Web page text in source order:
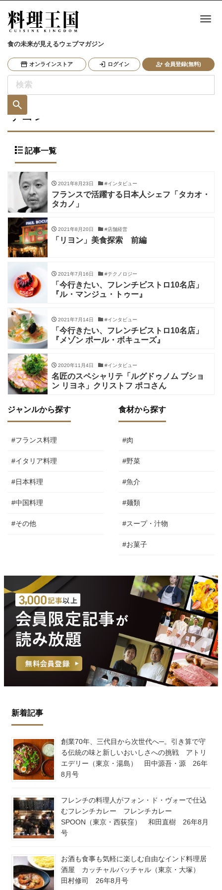
食の未来が見えるウェブマガジン
オンラインストア ログイン 会員登録(無料)
ナ
リヨン
記事一覧
2021年8月23日 #インタビュー
フランスで活躍する日本人シェフ「タカオ・
タカノ」
2021年8月20日 #店舗経営
「リヨン」美食探索 前編
2021年7月16日 #テクノロジー
「今行きたい、フレンチビストロ10名店」
『ル・マンジュ・トゥー』
2021年7月14日 #インタビュー
「今行きたい、フレンチビストロ10名店」
『メゾン ポール・ボキューズ』
2020年11月4日 #インタビュー
名匠のスペシャリテ「ルグドゥノム ブショ
ン リヨネ」クリストフ ポコさん
ジャンルから探す
#フランス料理
#イタリア料理
#日本料理
#中国料理
#その他
食材から探す
#肉
#野菜
#魚介
#麺類
#スープ・汁物
#お菓子
新着記事
創業70年、三代目から次世代へ─。引き算で守
る伝統の味と新しいおいしさへの挑戦 アトリ
エデリー（東京・湯島） 田中源吾・源 26年
8月号
フレンチの料理人がフォン・ド・ヴォーで仕込
むフレンチカレー フレンチカレー
SPOON（東京・西荻窪） 和田直樹 26年8月
号
お酒も食事も気軽に楽しむ自由なインド料理居
酒屋 カッチャルバッチャル（東京・大塚）
田村修司 26年8月号